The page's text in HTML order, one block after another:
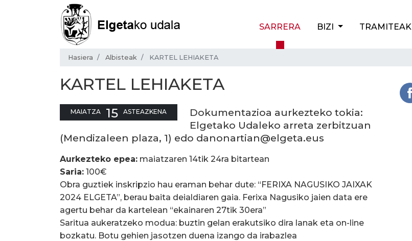
SARRERA BIZI TRAMITEAK
Hasiera Albisteak KARTEL LEHIAKETA
KARTEL LEHIAKETA
MAIATZA 15 ASTEAZKENA
Dokumentazioa aurkezteko tokia:
Elgetako Udaleko arreta zerbitzuan
(Mendizaleen plaza, 1) edo danonartian@elgeta.eus
Aurkezteko epea: maiatzaren 14tik 24ra bitartean
Saria: 100€
Obra guztiek inskripzio hau eraman behar dute: “FERIXA NAGUSIKO JAIXAK
2024 ELGETA”, berau baita deialdiaren gaia. Ferixa Nagusiko jaien data ere
agertu behar da kartelean “ekainaren 27tik 30era”
Saritua aukeratzeko modua: buztin gelan erakutsiko dira lanak eta on-line
bozkatu. Botu gehien jasotzen duena izango da irabazlea